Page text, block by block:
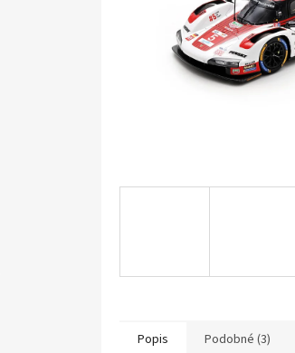
Popis Podobné (3)